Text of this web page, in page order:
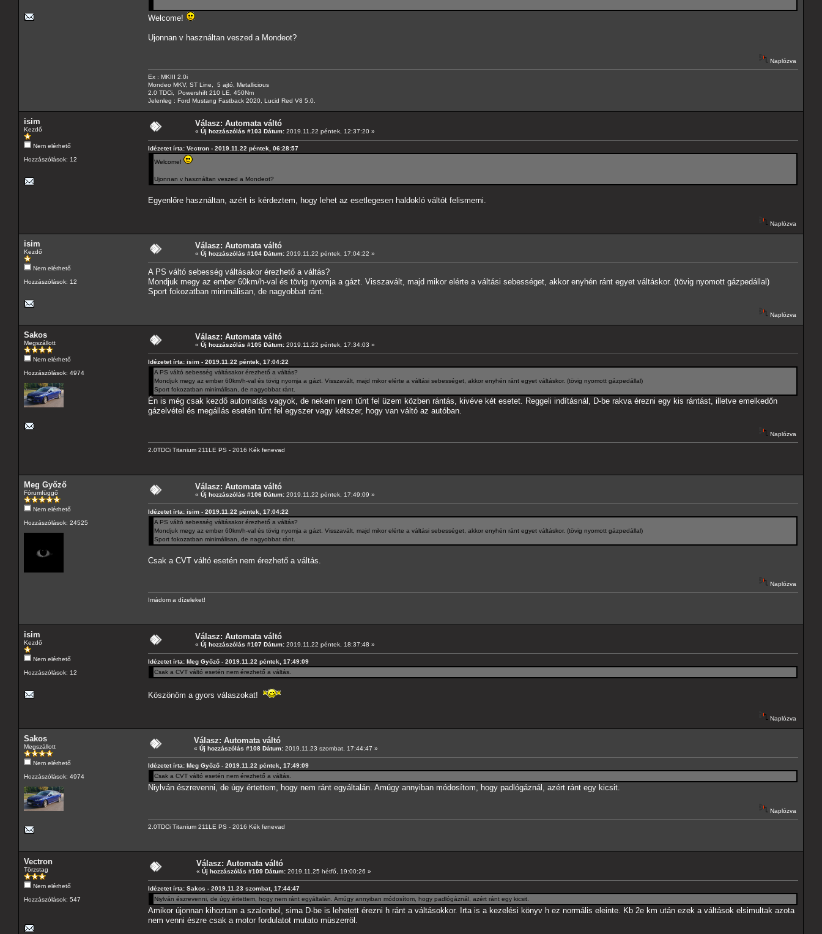
Welcome!
Ujonnan v használtan veszed a Mondeot?
Naplózva
Ex : MKIII 2.0i
Mondeo MKV, ST Line, 5 ajtó, Metallicious
2.0 TDCi, Powershift 210 LE, 450Nm
Jelenleg : Ford Mustang Fastback 2020, Lucid Red V8 5.0.
isim
Kezdő
Nem elérhető
Hozzászólások: 12
Válasz: Automata váltó
« Új hozzászólás #103 Dátum: 2019.11.22 péntek, 12:37:20 »
Idézetet írta: Vectron - 2019.11.22 péntek, 06:28:57
Welcome!
Ujonnan v használtan veszed a Mondeot?
Egyenlőre használtan, azért is kérdeztem, hogy lehet az esetlegesen haldokló váltót felismerni.
Naplózva
isim
Kezdő
Nem elérhető
Hozzászólások: 12
Válasz: Automata váltó
« Új hozzászólás #104 Dátum: 2019.11.22 péntek, 17:04:22 »
A PS váltó sebesség váltásakor érezhető a váltás?
Mondjuk megy az ember 60km/h-val és tövig nyomja a gázt. Visszavált, majd mikor elérte a váltási sebességet, akkor enyhén ránt egyet váltáskor. (tövig nyomott gázpedállal)
Sport fokozatban minimálisan, de nagyobbat ránt.
Naplózva
Sakos
Megszállott
Nem elérhető
Hozzászólások: 4974
Válasz: Automata váltó
« Új hozzászólás #105 Dátum: 2019.11.22 péntek, 17:34:03 »
Idézetet írta: isim - 2019.11.22 péntek, 17:04:22
A PS váltó sebesség váltásakor érezhető a váltás?
Mondjuk megy az ember 60km/h-val és tövig nyomja a gázt. Visszavált, majd mikor elérte a váltási sebességet, akkor enyhén ránt egyet váltáskor. (tövig nyomott gázpedállal)
Sport fokozatban minimálisan, de nagyobbat ránt.
Én is még csak kezdő automatás vagyok, de nekem nem tűnt fel üzem közben rántás, kivéve két esetet. Reggeli indításnál, D-be rakva érezni egy kis rántást, illetve emelkedőn
gázelvétel és megállás esetén tűnt fel egyszer vagy kétszer, hogy van váltó az autóban.
Naplózva
2.0TDCi Titanium 211LE PS - 2016 Kék fenevad
Meg Győző
Fórumfüggő
Nem elérhető
Hozzászólások: 24525
Válasz: Automata váltó
« Új hozzászólás #106 Dátum: 2019.11.22 péntek, 17:49:09 »
Idézetet írta: isim - 2019.11.22 péntek, 17:04:22
A PS váltó sebesség váltásakor érezhető a váltás?
Mondjuk megy az ember 60km/h-val és tövig nyomja a gázt. Visszavált, majd mikor elérte a váltási sebességet, akkor enyhén ránt egyet váltáskor. (tövig nyomott gázpedállal)
Sport fokozatban minimálisan, de nagyobbat ránt.
Csak a CVT váltó esetén nem érezhető a váltás.
Naplózva
Imádom a dízeleket!
isim
Kezdő
Nem elérhető
Hozzászólások: 12
Válasz: Automata váltó
« Új hozzászólás #107 Dátum: 2019.11.22 péntek, 18:37:48 »
Idézetet írta: Meg Győző - 2019.11.22 péntek, 17:49:09
Csak a CVT váltó esetén nem érezhető a váltás.
Köszönöm a gyors válaszokat!
Naplózva
Sakos
Megszállott
Nem elérhető
Hozzászólások: 4974
Válasz: Automata váltó
« Új hozzászólás #108 Dátum: 2019.11.23 szombat, 17:44:47 »
Idézetet írta: Meg Győző - 2019.11.22 péntek, 17:49:09
Csak a CVT váltó esetén nem érezhető a váltás.
Niylván észrevenni, de úgy értettem, hogy nem ránt egyáltalán. Amúgy annyiban módosítom, hogy padlógáznál, azért ránt egy kicsit.
Naplózva
2.0TDCi Titanium 211LE PS - 2016 Kék fenevad
Vectron
Törzstag
Nem elérhető
Hozzászólások: 547
Válasz: Automata váltó
« Új hozzászólás #109 Dátum: 2019.11.25 hétfő, 19:00:26 »
Idézetet írta: Sakos - 2019.11.23 szombat, 17:44:47
Niylván észrevenni, de úgy értettem, hogy nem ránt egyáltalán. Amúgy annyiban módosítom, hogy padlógáznál, azért ránt egy kicsit.
Amikor újonnan kihoztam a szalonbol, sima D-be is lehetett érezni h ránt a váltásokkor. Irta is a kezelési könyv h ez normális eleinte. Kb 2e km után ezek a váltások elsimultak azota
nem venni észre csak a motor fordulatot mutato müszerröl.